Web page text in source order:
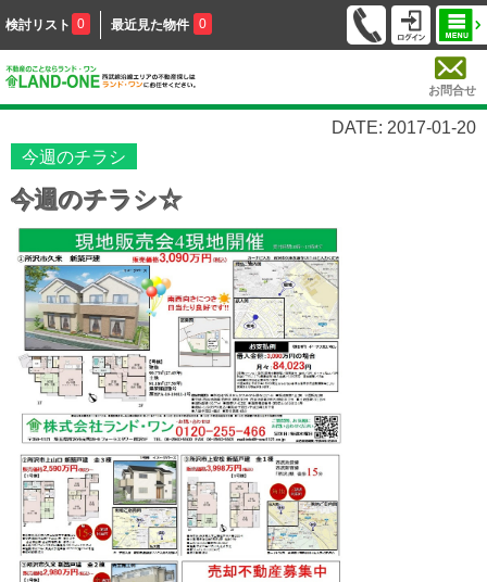
検討リスト 0 最近見た物件 0
お問合せ
DATE: 2017-01-20
今週のチラシ
今週のチラシ☆